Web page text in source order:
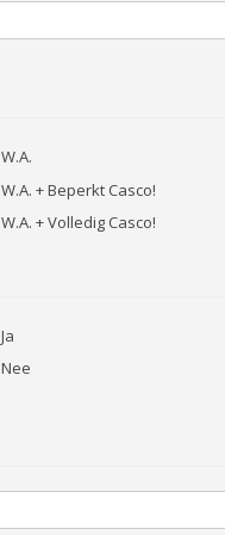
W.A.
W.A. + Beperkt Casco!
W.A. + Volledig Casco!
Ja
Nee